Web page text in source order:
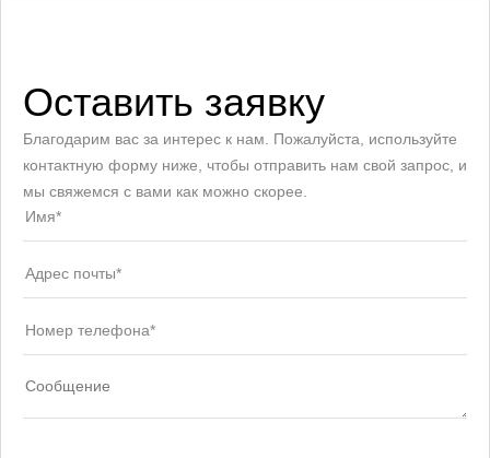
Оставить заявку
Благодарим вас за интерес к нам. Пожалуйста, используйте
контактную форму ниже, чтобы отправить нам свой запрос, и
мы свяжемся с вами как можно скорее.